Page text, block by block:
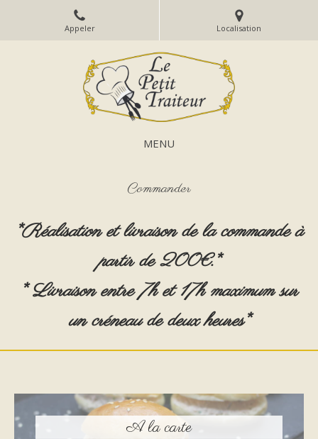
Appeler Localisation
MENU
Commander
*Réalisation et livraison de la commande à
partir de 200€.*
* Livraison entre 7h et 17h maximum sur
un créneau de deux heures*
A la carte